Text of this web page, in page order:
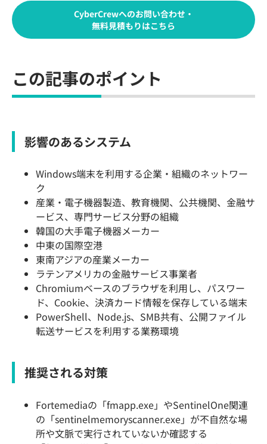
CyberCrewへのお問い合わせ・
無料見積もりはこちら
この記事のポイント
影響のあるシステム
Windows端末を利用する企業・組織のネットワー
ク
産業・電子機器製造、教育機関、公共機関、金融サ
ービス、専門サービス分野の組織
韓国の大手電子機器メーカー
中東の国際空港
東南アジアの産業メーカー
ラテンアメリカの金融サービス事業者
Chromiumベースのブラウザを利用し、パスワー
ド、Cookie、決済カード情報を保存している端末
PowerShell、Node.js、SMB共有、公開ファイル
転送サービスを利用する業務環境
推奨される対策
Fortemediaの「fmapp.exe」やSentinelOne関連
の「sentinelmemoryscanner.exe」が不自然な場
所や文脈で実行されていないか確認する